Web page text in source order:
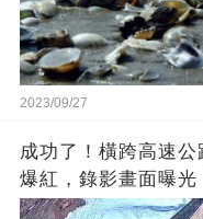
2023/09/27
成功了！橫跨高速
爆紅，錄影畫面曝
歡呼